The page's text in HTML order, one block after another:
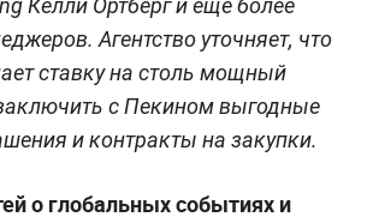
Келли Ортберг и ещё более
Агентство уточняет, что
ставку на столь мощный
с Пекином выгодные
и контракты на закупки.
о глобальных событиях и